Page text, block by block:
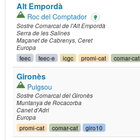
Alt Empordà
Roc del Comptador
Sostre Comarcal de l'Alt Empordà
Serra de les Salines
Maçanet de Cabrenys Ceret
Europa
feec feec-e icgc promi-cat comar-cat
Gironès
Puigsou
Sostre Comarcal del Gironès
Muntanya de Rocacorba
Canet d'Adri
Europa
promi-cat comar-cat giro10